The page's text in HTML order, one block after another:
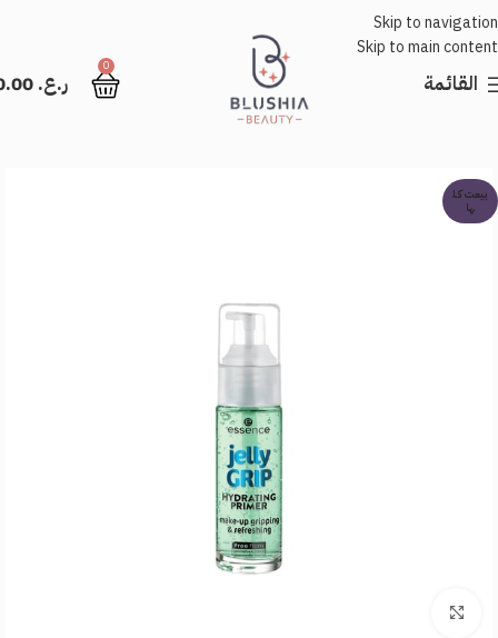
Skip to navigation
Skip to main content
القائمة
0
ر.ع.
بيعت كل
ها